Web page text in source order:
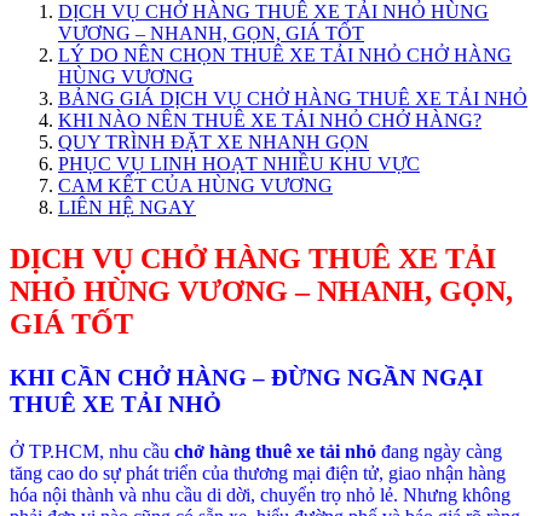
DỊCH VỤ CHỞ HÀNG THUÊ XE TẢI NHỎ HÙNG
VƯƠNG – NHANH, GỌN, GIÁ TỐT
LÝ DO NÊN CHỌN THUÊ XE TẢI NHỎ CHỞ HÀNG
HÙNG VƯƠNG
BẢNG GIÁ DỊCH VỤ CHỞ HÀNG THUÊ XE TẢI NHỎ
KHI NÀO NÊN THUÊ XE TẢI NHỎ CHỞ HÀNG?
QUY TRÌNH ĐẶT XE NHANH GỌN
PHỤC VỤ LINH HOẠT NHIỀU KHU VỰC
CAM KẾT CỦA HÙNG VƯƠNG
LIÊN HỆ NGAY
DỊCH VỤ CHỞ HÀNG THUÊ XE TẢI
NHỎ HÙNG VƯƠNG – NHANH, GỌN,
GIÁ TỐT
KHI CẦN CHỞ HÀNG – ĐỪNG NGẦN NGẠI
THUÊ XE TẢI NHỎ
Ở TP.HCM, nhu cầu chở hàng thuê xe tải nhỏ đang ngày càng
tăng cao do sự phát triển của thương mại điện tử, giao nhận hàng
hóa nội thành và nhu cầu di dời, chuyển trọ nhỏ lẻ. Nhưng không